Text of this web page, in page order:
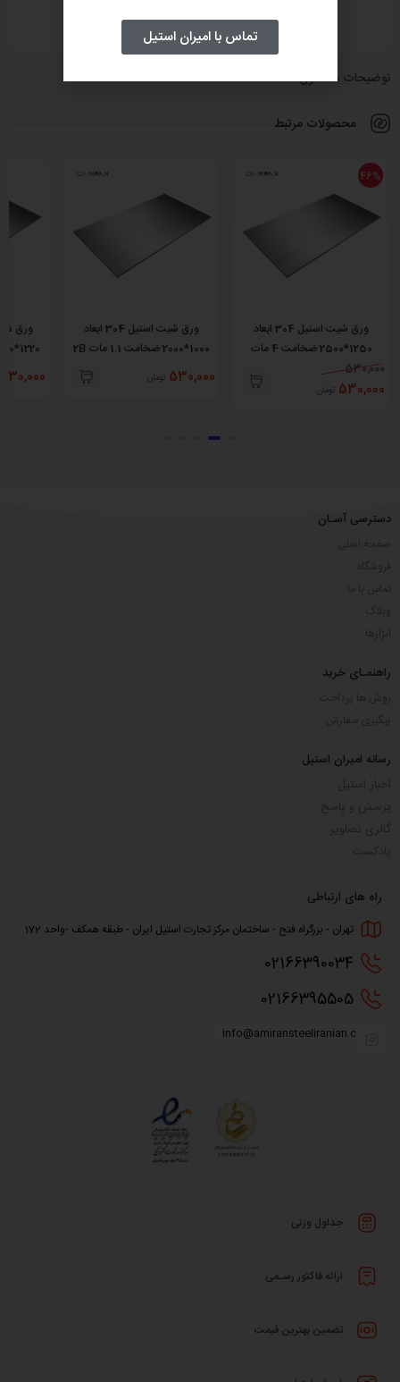
توضیحات محصول
محصولات مرتبط
46%
ورق شیت استیل 304 ابعاد
1250*2500 ضخامت 4 مات
530,000
530,000 تومان
ورق شیت استیل 304 ابعاد
1000*2000 ضخامت 1.1 مات 2B
530,000 تومان
1220*2440 ضخامت 3 مات 2B
دسترسی آسـان
راهنمـای خرید
رسانه امیران استیل
راه های ارتباطی
تهران - بزرگراه فتح - ساختمان مرکز تجارت استیل ایران - طبقه همکف -واحد 172
02166390034
02166395505
info@amiransteeliranian.com
جداول وزنی
ارائه فاکتور رسـمی
تضمین بهترین قیمت
تماس با امیران استیل